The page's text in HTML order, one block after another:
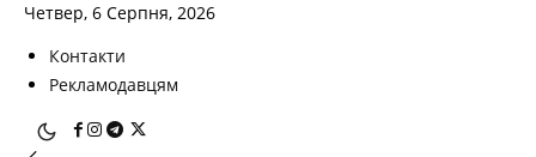
Четвер, 6 Серпня, 2026
Контакти
Рекламодавцям